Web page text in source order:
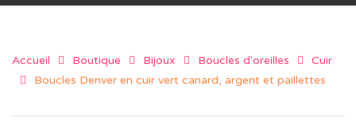
Accueil Boutique Bijoux Boucles d'oreilles
Cuir
Boucles Denver en cuir vert canard, argent et paillettes